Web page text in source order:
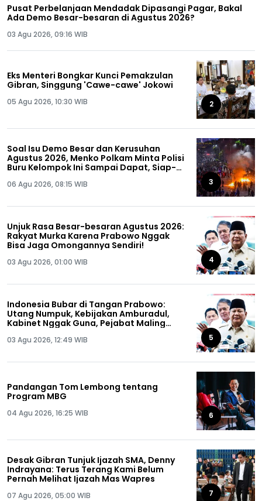
Pusat Perbelanjaan Mendadak Dipasangi Pagar, Bakal
Ada Demo Besar-besaran di Agustus 2026?
03 Agu 2026, 09:16 WIB
Eks Menteri Bongkar Kunci Pemakzulan
Gibran, Singgung 'Cawe-cawe' Jokowi
05 Agu 2026, 10:30 WIB 2
Soal Isu Demo Besar dan Kerusuhan
Agustus 2026, Menko Polkam Minta Polisi
Buru Kelompok Ini Sampai Dapat, Siap-
06 Agu 2026, 08:15 WIB 3
Unjuk Rasa Besar-besaran Agustus 2026:
Rakyat Murka Karena Prabowo Nggak
Bisa Jaga Omongannya Sendiri!
03 Agu 2026, 01:00 WIB 4
Indonesia Bubar di Tangan Prabowo:
Utang Numpuk, Kebijakan Amburadul,
Kabinet Nggak Guna, Pejabat Maling
03 Agu 2026, 12:49 WIB 5
Pandangan Tom Lembong tentang
Program MBG
04 Agu 2026, 16:25 WIB 6
Desak Gibran Tunjuk Ijazah SMA, Denny
Indrayana: Terus Terang Kami Belum
Pernah Melihat Ijazah Mas Wapres
07 Agu 2026, 05:00 WIB 7